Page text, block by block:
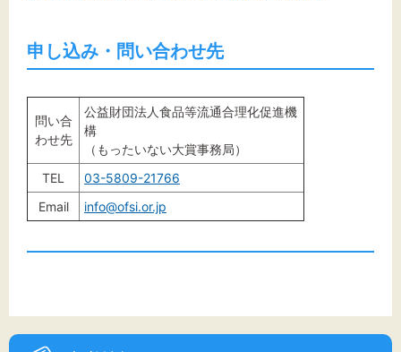
申し込み・問い合わせ先
問い合
わせ先
公益財団法人食品等流通合理化促進機
構
（もったいない大賞事務局）
TEL
03-5809-21766
Email
info@ofsi.or.jp